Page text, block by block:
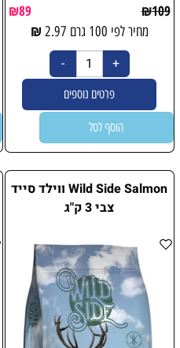
₪109
₪89
מחיר לפי 100 גרם 2.97
₪
פרטים נוספים
הוסף לסל
Wild Side Salmon ווילד סייד
צבי 3 ק"ג